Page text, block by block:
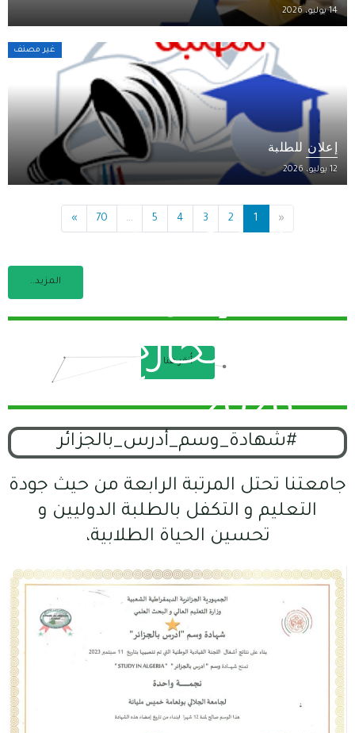
14 يوليو، 2026
غير مصنف
إعلان للطلبة
12 يوليو، 2026
«
1
2
3
4
5
...
70
»
المزيد..
قصيرة
بالخارج
2026
أُنقر هنا
#شهادة_وسم_أدرس_بالجزائر
جامعتنا تحتل المرتبة الرابعة من حيث جودة
التعليم و التكفل بالطلبة الدوليين و
تحسين الحياة الطلابية،